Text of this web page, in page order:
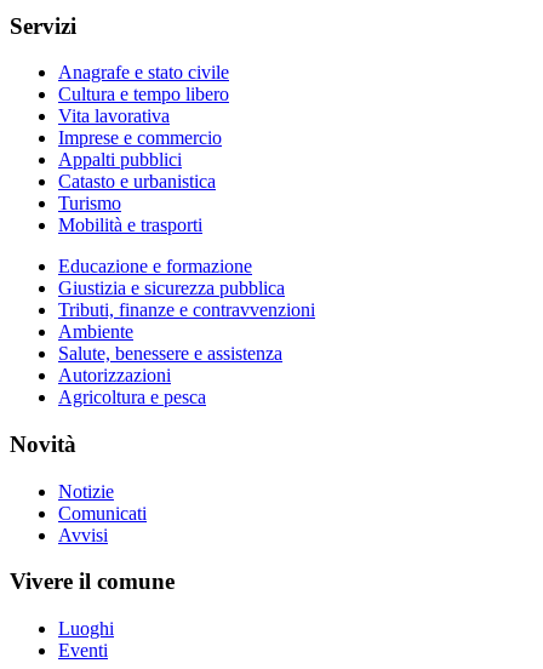
Servizi
Anagrafe e stato civile
Cultura e tempo libero
Vita lavorativa
Imprese e commercio
Appalti pubblici
Catasto e urbanistica
Turismo
Mobilità e trasporti
Educazione e formazione
Giustizia e sicurezza pubblica
Tributi, finanze e contravvenzioni
Ambiente
Salute, benessere e assistenza
Autorizzazioni
Agricoltura e pesca
Novità
Notizie
Comunicati
Avvisi
Vivere il comune
Luoghi
Eventi